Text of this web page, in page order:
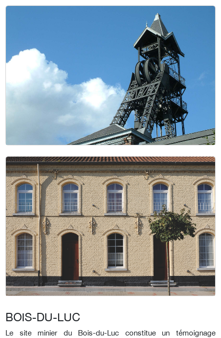
BOIS-DU-LUC
Le site minier du Bois-du-Luc constitue un témoignage